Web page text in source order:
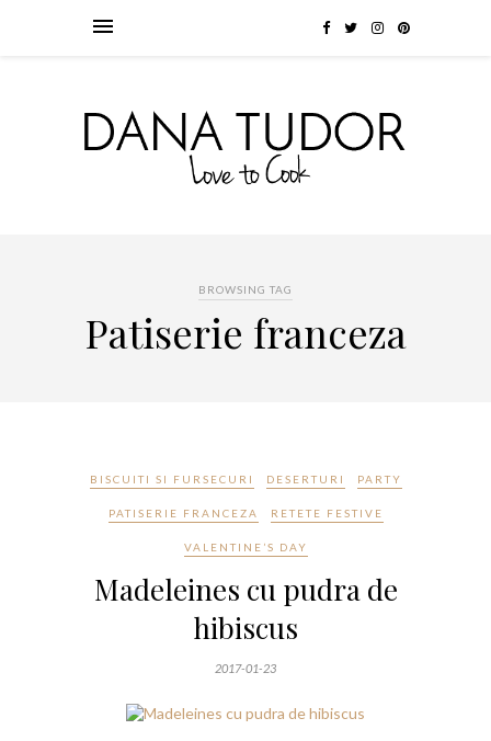
BROWSING TAG
Patiserie franceza
BISCUITI SI FURSECURI DESERTURI PARTY
PATISERIE FRANCEZA RETETE FESTIVE
VALENTINE’S DAY
Madeleines cu pudra de
hibiscus
2017-01-23